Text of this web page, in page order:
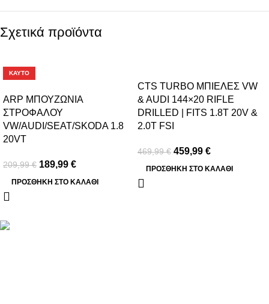
Σχετικά προϊόντα
ΚΑΥΤΌ
ARP ΜΠΟΥΖΩΝΙΑ
ΣΤΡΟΦΑΛΟΥ
VW/AUDI/SEAT/SKODA 1.8
20VT
209,99€ 189,99 €
ΠΡΟΣΘΉΚΗ ΣΤΟ ΚΑΛΆΘΙ
CTS TURBO ΜΠΙΕΛΕΣ VW
& AUDI 144×20 RIFLE
DRILLED | FITS 1.8T 20V &
2.0T FSI
469,99€ 459,99 €
ΠΡΟΣΘΉΚΗ ΣΤΟ ΚΑΛΆΘΙ